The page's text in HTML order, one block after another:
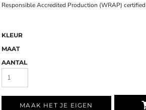
Responsible Accredited Production (WRAP)
KLEUR
MAAT
AANTAL
MAAK HET JE EIGEN